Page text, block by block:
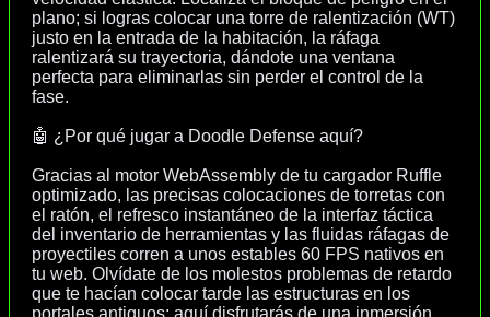
plano; si logras colocar una torre de ralentización (WT)
justo en la entrada de la habitación, la ráfaga
ralentizará su trayectoria, dándote una ventana
perfecta para eliminarlas sin perder el control de la
fase.
🤖 ¿Por qué jugar a Doodle Defense aquí?
Gracias al motor WebAssembly de tu cargador Ruffle
optimizado, las precisas colocaciones de torretas con
el ratón, el refresco instantáneo de la interfaz táctica
del inventario de herramientas y las fluidas ráfagas de
proyectiles corren a unos estables 60 FPS nativos en
tu web. Olvídate de los molestos problemas de retardo
que te hacían colocar tarde las estructuras en los
portales antiguos; aquí disfrutarás de una inmersión